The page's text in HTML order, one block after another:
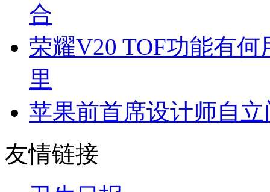
合
荣耀V20 TOF功能有
里
苹果前首席设计师自
友情链接